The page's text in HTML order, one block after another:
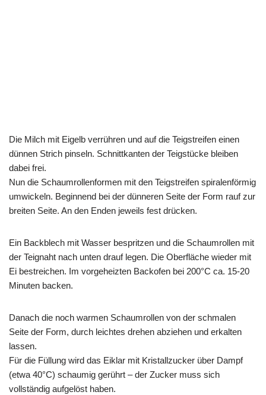
Die Milch mit Eigelb verrühren und auf die Teigstreifen einen
dünnen Strich pinseln. Schnittkanten der Teigstücke bleiben
dabei frei.
Nun die Schaumrollenformen mit den Teigstreifen spiralenförmig
umwickeln. Beginnend bei der dünneren Seite der Form rauf zur
breiten Seite. An den Enden jeweils fest drücken.
Ein Backblech mit Wasser bespritzen und die Schaumrollen mit
der Teignaht nach unten drauf legen. Die Oberfläche wieder mit
Ei bestreichen. Im vorgeheizten Backofen bei 200°C ca. 15-20
Minuten backen.
Danach die noch warmen Schaumrollen von der schmalen
Seite der Form, durch leichtes drehen abziehen und erkalten
lassen.
Für die Füllung wird das Eiklar mit Kristallzucker über Dampf
(etwa 40°C) schaumig gerührt – der Zucker muss sich
vollständig aufgelöst haben.